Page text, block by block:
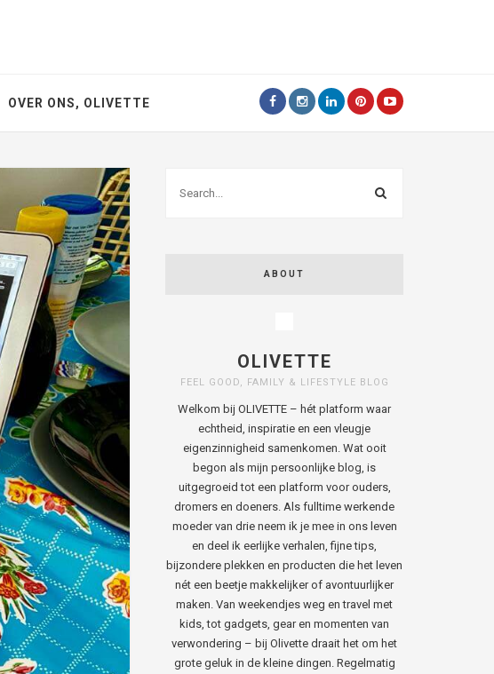
OVER ONS, OLIVETTE
ABOUT
OLIVETTE
FEEL GOOD, FAMILY & LIFESTYLE BLOG
Welkom bij OLIVETTE – hét platform waar
echtheid, inspiratie en een vleugje
eigenzinnigheid samenkomen. Wat ooit
begon als mijn persoonlijke blog, is
uitgegroeid tot een platform voor ouders,
dromers en doeners. Als fulltime werkende
moeder van drie neem ik je mee in ons leven
en deel ik eerlijke verhalen, fijne tips,
bijzondere plekken en producten die het leven
nét een beetje makkelijker of avontuurlijker
maken. Van weekendjes weg en travel met
kids, tot gadgets, gear en momenten van
verwondering – bij Olivette draait het om het
grote geluk in de kleine dingen. Regelmatig